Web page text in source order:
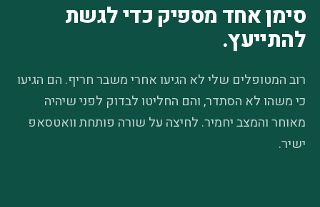
סימן אחד מספיק כדי לגשת
להתייעץ.
רוב המטופלים שלי לא הגיעו אחרי משבר חריף. הם הגיעו
כי משהו לא הסתדר, והם החליטו לבדוק לפני שיהיה
מאוחר והמצב יחמיר. לחיצה על שורה פותחת וואטסאפ
ישיר.